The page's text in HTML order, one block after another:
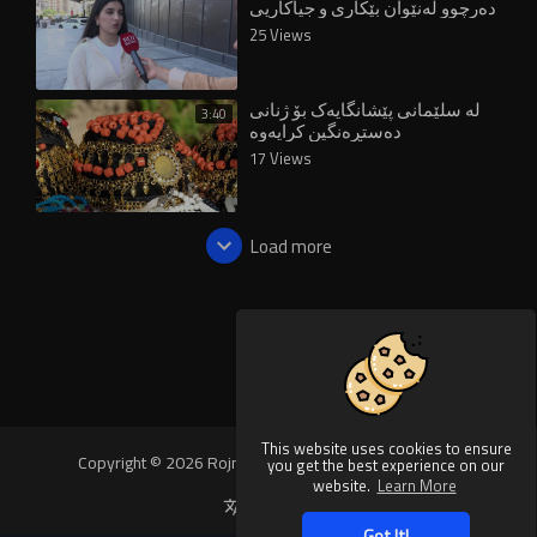
This website uses cookies to ensure
you get the best experience on our
website. Learn More
دەرچوو لەنێوان بێکاری و جیاکاریی
25 Views
3:40 لە سلێمانی پێشانگایەک بۆ ژنانی
دەستڕەنگین کرایەوە
17 Views
Load more
Copyright © 2026 Rojnews Video. All rights reserved.
Language